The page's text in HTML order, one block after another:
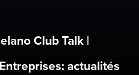
Club Talk |
actualités